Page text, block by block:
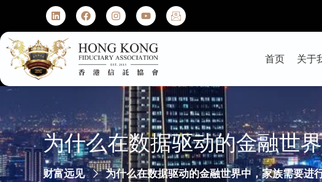
首页 关于
为什么在数据驱动的金融世
财富远见 为什么在数据驱动的金融世界中，家族需要进